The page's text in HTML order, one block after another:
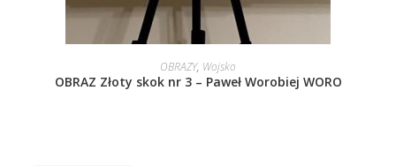
DOWIEDZ SIĘ WIĘCEJ
OBRAZY, Wojsko
OBRAZ Złoty skok nr 3 – Paweł Worobiej WORO